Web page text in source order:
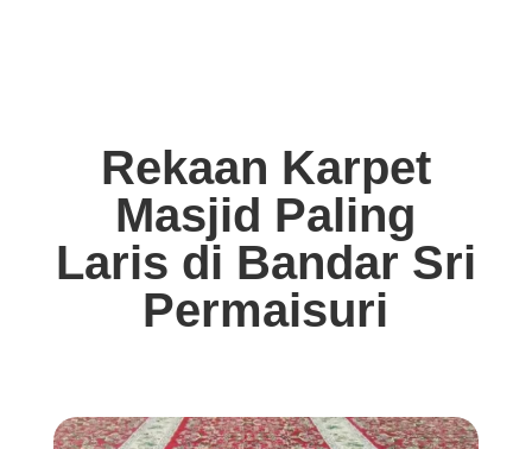
Rekaan Karpet
Masjid Paling
Laris di Bandar Sri
Permaisuri